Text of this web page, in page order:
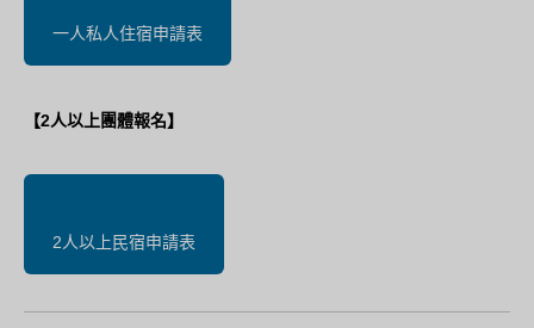
一人私人住宿申請表
【2人以上團體報名】
2人以上民宿申請表